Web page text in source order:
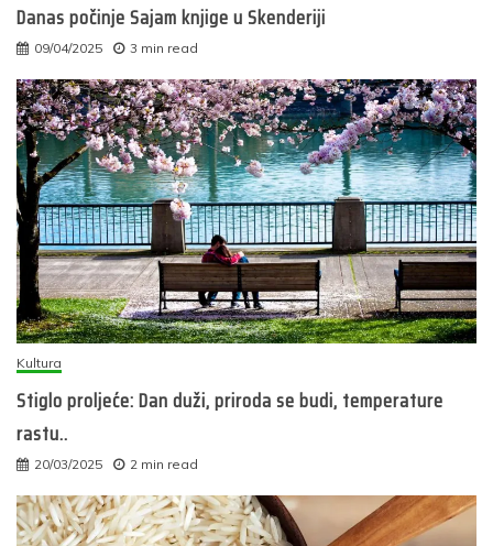
Danas počinje Sajam knjige u Skenderiji
09/04/2025 3 min read
Kultura
Stiglo proljeće: Dan duži, priroda se budi, temperature
rastu..
20/03/2025 2 min read